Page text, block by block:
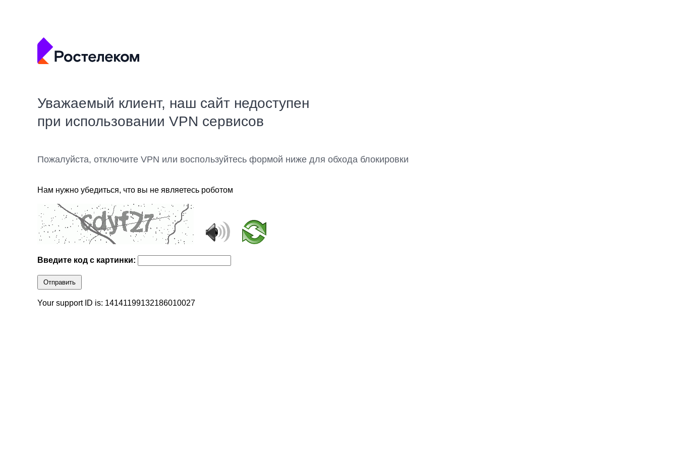
Уважаемый клиент, наш сайт недоступен
при использовании VPN сервисов
Пожалуйста, отключите VPN или воспользуйтесь формой ниже для обхода блокировки
Нам нужно убедиться, что вы не являетесь роботом
Введите код с картинки:
Отправить
Your support ID is: 14141199132186010027